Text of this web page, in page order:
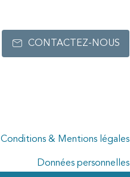
CONTACTEZ-NOUS
Conditions & Mentions légales
Données personnelles